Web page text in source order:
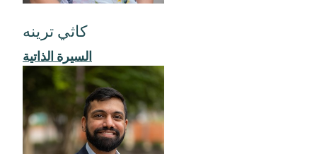
كاثي ترينه
السيرة الذاتية